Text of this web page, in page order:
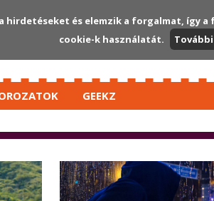
GEEKZ
hirdetéseket és elemzik a forgalmat,
cookie-k használatát.